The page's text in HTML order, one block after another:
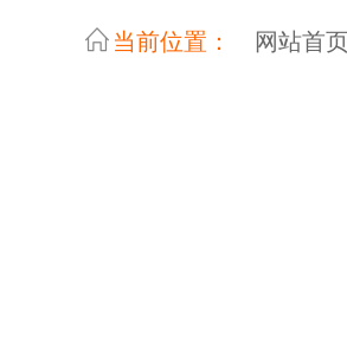
当前位置： 网站首